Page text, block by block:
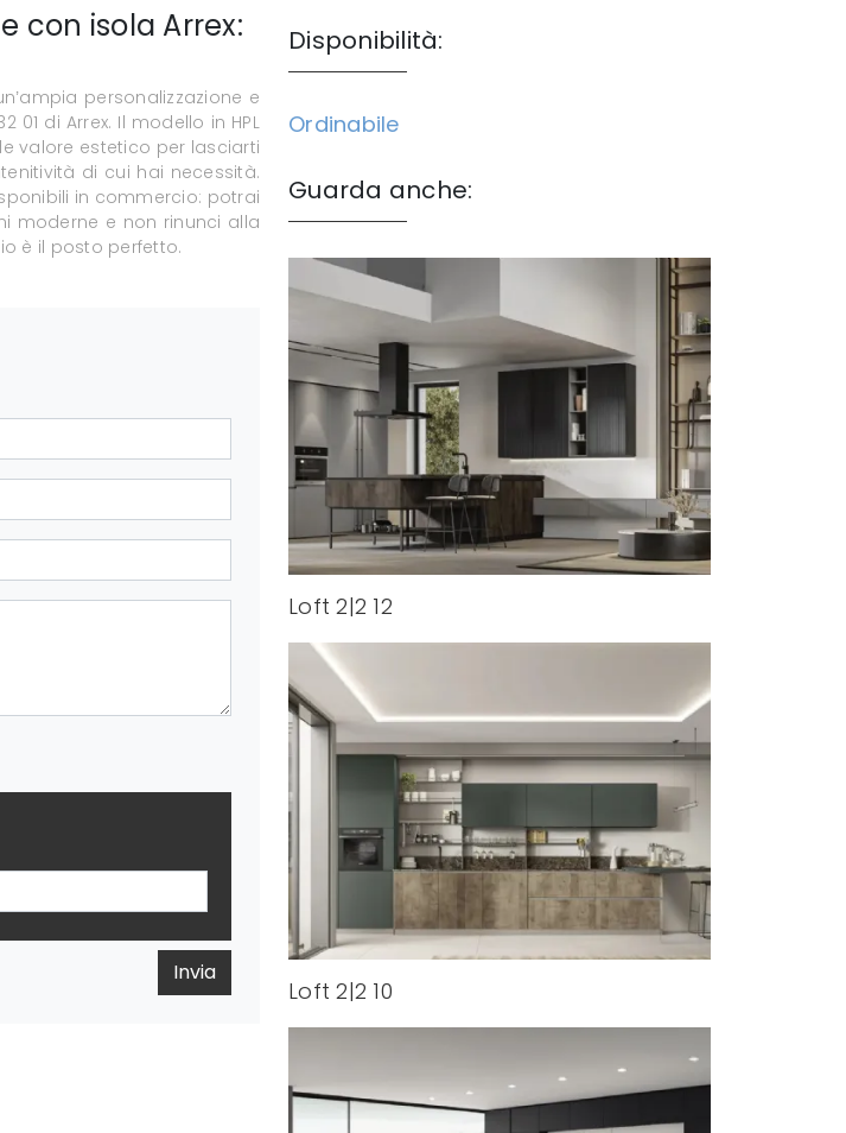
con isola Arrex:
personalizzazione e
di Arrex. Il modello in HPL
valore estetico per lasciarti
di cui hai necessità.
in commercio: potrai
moderne e non rinunci alla
è il posto perfetto.
Invia
Disponibilità:
Ordinabile
Guarda anche:
Loft 2|2 12
Loft 2|2 10